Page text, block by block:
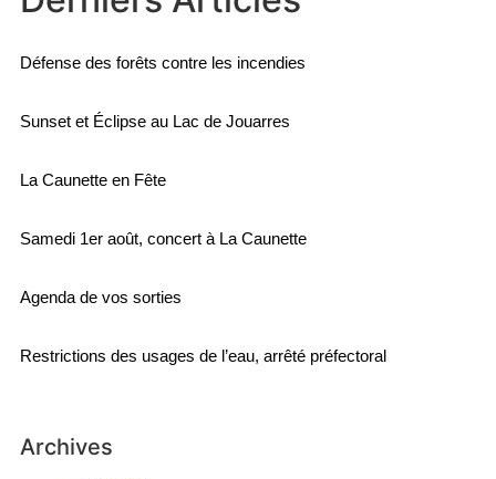
Défense des forêts contre les incendies
Sunset et Éclipse au Lac de Jouarres
La Caunette en Fête
Samedi 1er août, concert à La Caunette
Agenda de vos sorties
Restrictions des usages de l’eau, arrêté préfectoral
Archives